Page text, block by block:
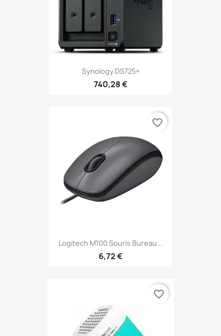
Synology DS725+
740,28 €
Logitech M100 Souris Bureau...
6,72 €
favorite_border
favorite_border